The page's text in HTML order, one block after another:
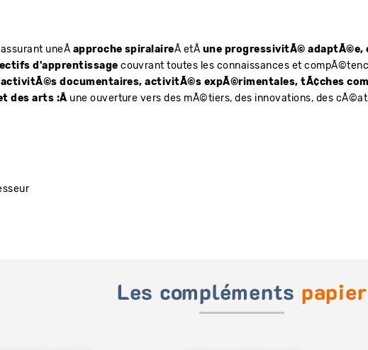
uneÂ approche spiralaireÂ etÂ une progressivitÃ©
d'apprentissagecouvrant toutes les connaissances et
activitÃ©s documentaires, activitÃ©s expÃ©rimentales, tÃ¢ches
des arts :Â une ouverture vers des mÃ©tiers, des innovations, des
Les compléments papier